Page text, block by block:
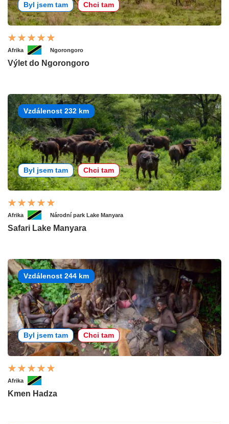
Byl jsem tam Chci tam
Afrika Ngorongoro
Výlet do Ngorongoro
Vzdálenost 232 km
Byl jsem tam Chci tam
Afrika Národní park Lake Manyara
Safari Lake Manyara
Vzdálenost 244 km
Byl jsem tam Chci tam
Afrika
Kmen Hadza